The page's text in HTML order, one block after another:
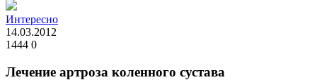
Интересно
14.03.2012
1444 0
Лечение артроза коленного сустава